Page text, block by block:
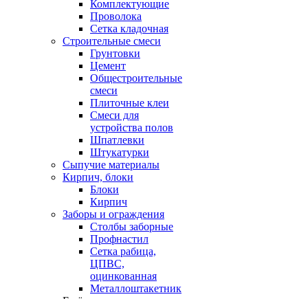
Комплектующие
Проволока
Сетка кладочная
Строительные смеси
Грунтовки
Цемент
Общестроительные
смеси
Плиточные клеи
Смеси для
устройства полов
Шпатлевки
Штукатурки
Сыпучие материалы
Кирпич, блоки
Блоки
Кирпич
Заборы и ограждения
Столбы заборные
Профнастил
Сетка рабица,
ЦПВС,
оцинкованная
Металлоштакетник